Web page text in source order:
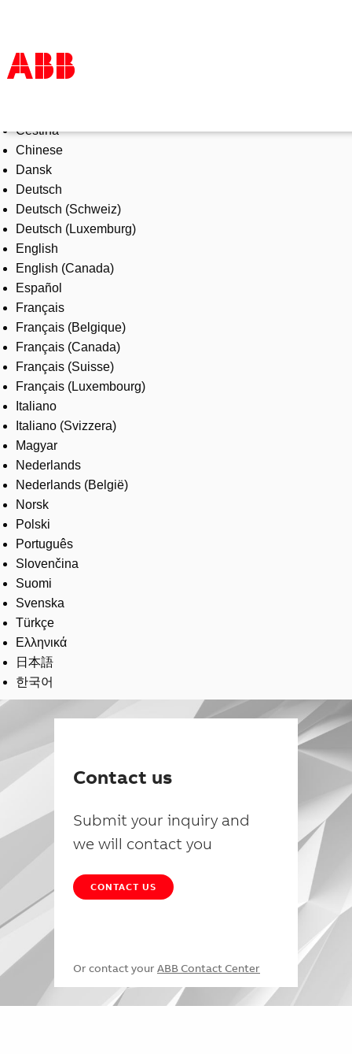
Products & Solutions
Industries
Services
About us
Where to buy
Contact us
Careers
Čeština
Chinese
Dansk
Deutsch
Deutsch (Schweiz)
Deutsch (Luxemburg)
English
English (Canada)
Español
Français
Français (Belgique)
Français (Canada)
Français (Suisse)
Français (Luxembourg)
Italiano
Italiano (Svizzera)
Magyar
Nederlands
Nederlands (België)
Norsk
Polski
Português
Slovenčina
Suomi
Svenska
Türkçe
Ελληνικά
日本語
한국어
Contact us
Submit your inquiry and
we will contact you
CONTACT US
Or contact your ABB Contact Center